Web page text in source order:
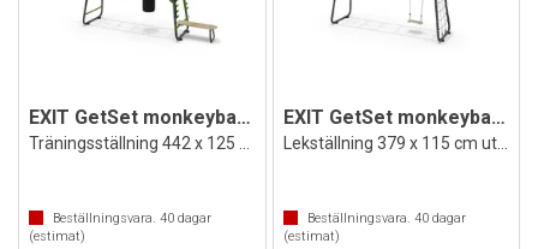
EXIT GetSet monkeybar MB230
Beställningsvara. 40 dagar
(estimat)
EXIT GetSet monkeybar MB310
Lekställning 379 x 115 cm utrustad
Beställningsvara. 40dagar
(estimat)